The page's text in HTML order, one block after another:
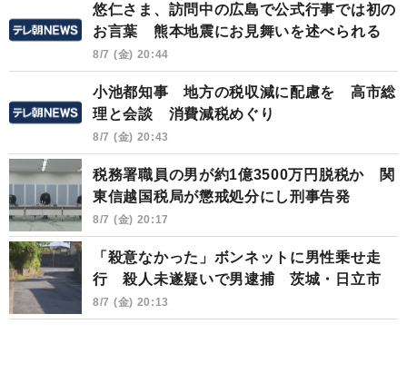
悠仁さま、訪問中の広島で公式行事では初の
お言葉 熊本地震にお見舞いを述べられる
8/7 (金) 20:44
小池都知事 地方の税収減に配慮を 高市総
理と会談 消費減税めぐり
8/7 (金) 20:43
税務署職員の男が約1億3500万円脱税か 関
東信越国税局が懲戒処分にし刑事告発
8/7 (金) 20:17
「殺意なかった」ボンネットに男性乗せ走
行 殺人未遂疑いで男逮捕 茨城・日立市
8/7 (金) 20:13